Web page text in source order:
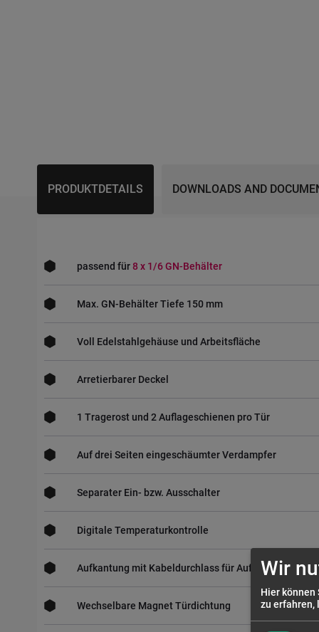
PRODUKTDETAILS
passend für8 x 1/6 GN-Behälter
Max. GN-Behälter Tiefe 150 mm
Voll Edelstahlgehäuse und Arbeitsfläche
Arretierbarer Deckel
1 Tragerost und 2 Auflageschienen pro Tür
Auf drei Seiten eingeschäumter Verdampfer
Separater Ein- bzw. Ausschalter
Digitale Temperaturkontrolle
Aufkantung mit Kabeldurchlass für
Wechselbare Magnet Türdichtung
DOWNLOADS AND
Wir
Hier können
zu erfahren,